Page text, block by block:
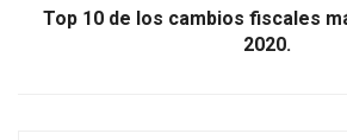
Top 10 de los cambios fiscales
2020.